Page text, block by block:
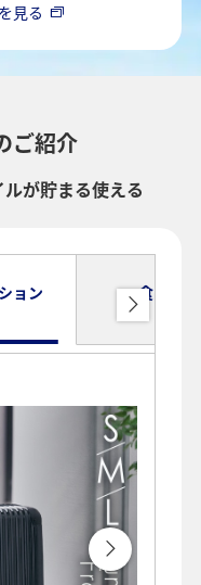
見る
ご紹介
が貯まる使える
ョン 食品